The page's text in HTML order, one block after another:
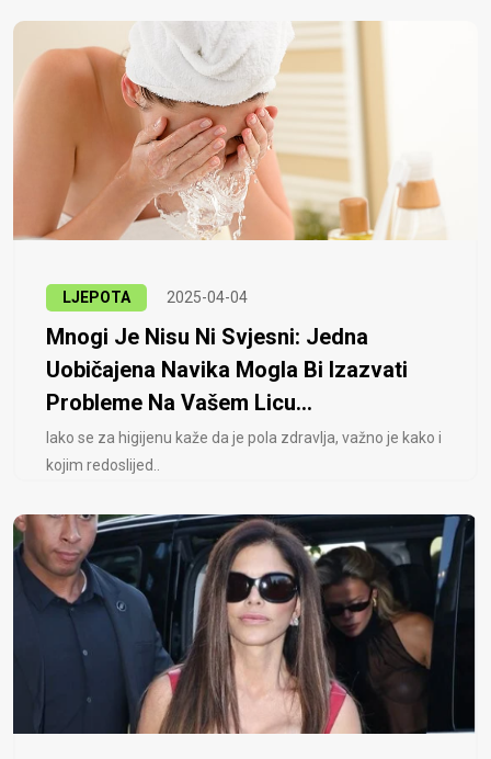
LJEPOTA 2025-04-04
Mnogi Je Nisu Ni Svjesni: Jedna
Uobičajena Navika Mogla Bi Izazvati
Probleme Na Vašem Licu...
Iako se za higijenu kaže da je pola zdravlja, važno je kako i
kojim redoslijed..